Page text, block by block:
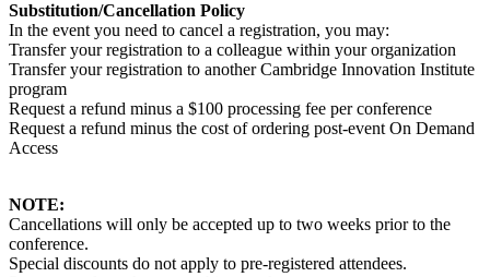
Substitution/Cancellation Policy
In the event you need to cancel a registration, you may:
Transfer your registration to a colleague within your organization
Transfer your registration to another Cambridge Innovation Institute
program
Request a refund minus a $100 processing fee per conference
Request a refund minus the cost of ordering post-event On Demand
Access
NOTE:
Cancellations will only be accepted up to two weeks prior to the
conference.
Special discounts do not apply to pre-registered attendees.